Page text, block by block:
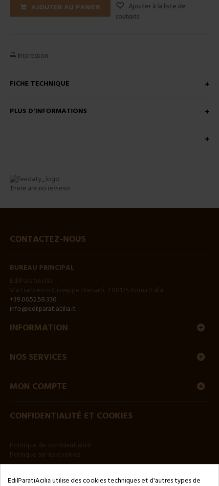
AJOUTER AU PANIER
Ajouter à la liste de
souhaits
Impression
FICHE TECHNIQUE
PLUS D'INFORMATIONS
There are no reviews
CONTACTEZ-NOUS
BUREAU PRINCIPAL
+39.06.52.58.330
info@edilparatiacilia.it
INFORMATION
NOS SERVICES
MON COMPTE
CONFIDENTIALITÉ ET COOKIES
EdilParatiAcilia utilise des cookies techniques et d'autres types de